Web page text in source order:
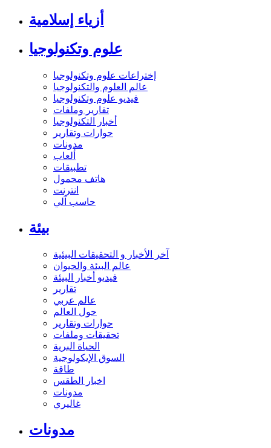
أزياء إسلامية
علوم وتكنولوجيا
إختراعات علوم وتكنولوجيا
عالم العلوم والتكنولوجيا
فيديو علوم وتكنولوجيا
تقارير وملفات
أخبار التكنولوجيا
حوارات وتقارير
مدونات
ألعاب
تطبيقات
هاتف محمول
انترنت
حاسب آلي
بيئة
آخر الأخبار و التحقيقات البيئية
عالم البيئة والحيوان
فيديو أخبار البيئة
تقارير
عالم عربي
حول العالم
حوارات وتقارير
تحقيقات وملفات
الحياة البرية
السوق الإيكولوجية
طاقة
اخبار الطقس
مدونات
غاليري
مدونات